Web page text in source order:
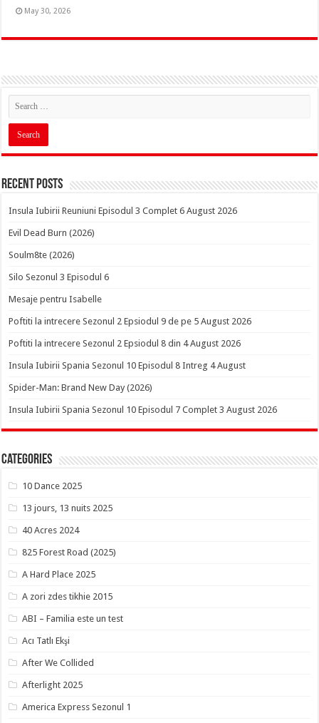
May 30, 2026
Recent Posts
Insula Iubirii Reuniuni Episodul 3 Complet 6 August 2026
Evil Dead Burn (2026)
Soulm8te (2026)
Silo Sezonul 3 Episodul 6
Mesaje pentru Isabelle
Poftiti la intrecere Sezonul 2 Epsiodul 9 de pe 5 August 2026
Poftiti la intrecere Sezonul 2 Epsiodul 8 din 4 August 2026
Insula Iubirii Spania Sezonul 10 Episodul 8 Intreg 4 August
Spider-Man: Brand New Day (2026)
Insula Iubirii Spania Sezonul 10 Episodul 7 Complet 3 August 2026
Categories
10 Dance 2025
13 jours, 13 nuits 2025
40 Acres 2024
825 Forest Road (2025)
A Hard Place 2025
A zori zdes tikhie 2015
ABI – Familia este un test
Acı Tatlı Ekşi
After We Collided
Afterlight 2025
America Express Sezonul 1